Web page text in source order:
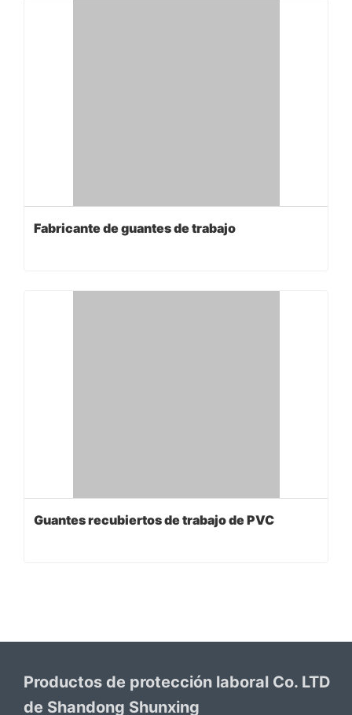
Fabricante de guantes de trabajo
Guantes recubiertos de trabajo de PVC
Productos de protección laboral Co. LTD
de Shandong Shunxing